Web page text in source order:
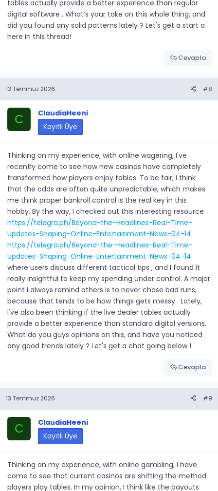
tables actually provide a better experience than regular
digital software . What’s your take on this whole thing, and
did you found any solid patterns lately ? Let's get a start a
here in this thread!
Cevapla
13 Temmuz 2026 #8
C
ClaudiaHeeni
Kayıtlı Üye
Thinking on my experience, with online wagering, I've
recently come to see how new casinos have completely
transformed how players enjoy tables. To be fair, I think
that the odds are often quite unpredictable, which makes
me think proper bankroll control is the real key in this
hobby. By the way, I checked out this interesting resource
https://telegra.ph/Beyond-the-Headlines-Real-Time-
Updates-Shaping-Online-Entertainment-News-04-14
https://telegra.ph/Beyond-the-Headlines-Real-Time-
Updates-Shaping-Online-Entertainment-News-04-14
where users discuss different tactical tips , and I found it
really insightful to keep my spending under control. A major
point I always remind others is to never chase bad runs,
because that tends to be how things gets messy . Lately,
I've also been thinking if the live dealer tables actually
provide a better experience than standard digital versions.
What do you guys opinions on this, and have you noticed
any good trends lately ? Let's get a chat going below !
Cevapla
13 Temmuz 2026 #9
C
ClaudiaHeeni
Kayıtlı Üye
Thinking on my experience, with online gambling, I have
come to see that current casinos are shifting the method
players play tables. In my opinion, I think like the payouts